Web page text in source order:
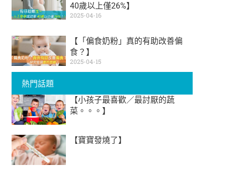
40歲以上僅26%】
2025-04-16
【「偏食奶粉」真的有助改善偏
食？】
2025-04-15
熱門話題
【小孩子最喜歡／最討厭的蔬
菜。。。】
【寶寶發燒了】